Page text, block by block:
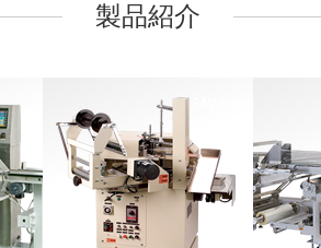
製品紹介